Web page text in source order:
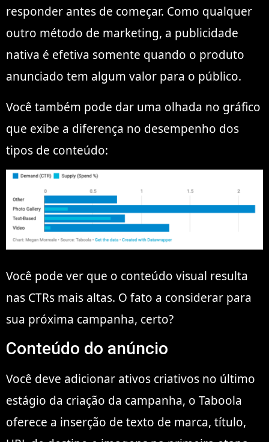
responder antes de começar. Como qualquer
outro método de marketing, a publicidade
nativa é efetiva somente quando o produto
anunciado tem algum valor para o público.
Você também pode dar uma olhada no gráfico
que exibe a diferença no desempenho dos
tipos de conteúdo:
Você pode ver que o conteúdo visual resulta
nas CTRs mais altas. O fato a considerar para
sua próxima campanha, certo?
Conteúdo do anúncio
Você deve adicionar ativos criativos no último
estágio da criação da campanha, o Taboola
oferece a inserção de texto de marca, título,